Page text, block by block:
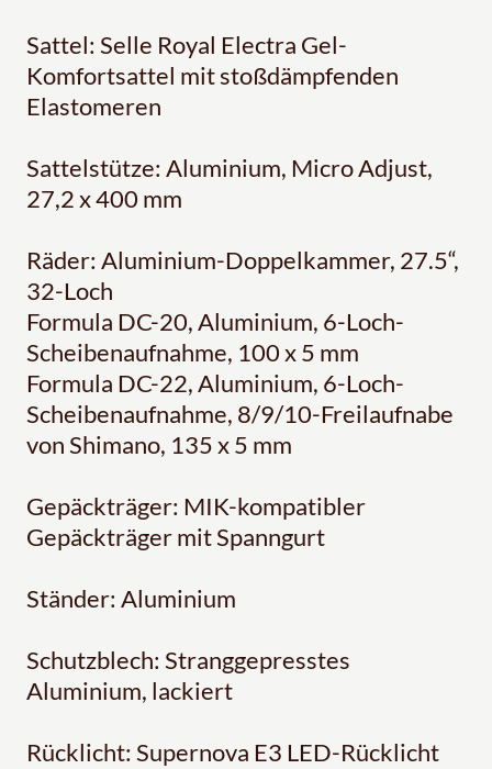
Sattel: Selle Royal Electra Gel-
Komfortsattel mit stoßdämpfenden
Elastomeren
Sattelstütze: Aluminium, Micro Adjust,
27,2 x 400 mm
Räder: Aluminium-Doppelkammer, 27.5“,
32-Loch
Formula DC-20, Aluminium, 6-Loch-
Scheibenaufnahme, 100 x 5 mm
Formula DC-22, Aluminium, 6-Loch-
Scheibenaufnahme, 8/9/10-Freilaufnabe
von Shimano, 135 x 5 mm
Gepäckträger: MIK-kompatibler
Gepäckträger mit Spanngurt
Ständer: Aluminium
Schutzblech: Stranggepresstes
Aluminium, lackiert
Rücklicht: Supernova E3 LED-Rücklicht